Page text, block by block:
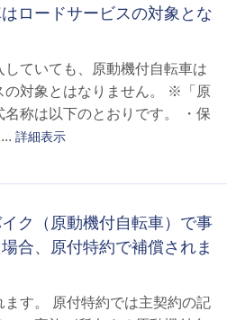
ロードサービスの対象とな
していても、原動機付自転車は
の対象とはなりません。 ※「原
名称は以下のとおりです。 ・保
詳細表示
ク（原動機付自転車）で事
合、原付特約で補償されま
ます。 原付特約では主契約の記